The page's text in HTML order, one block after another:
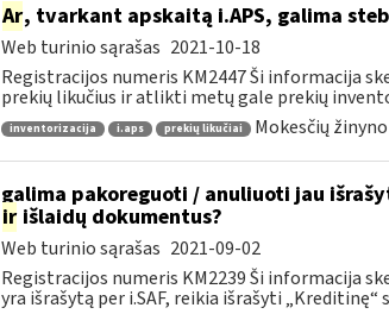
Ar, tvarkant apskaitą i.APS, galima
Web turinio sąrašas 2021-10-18
Registracijos numeris KM2447 Ši informacija
prekių likučius ir atlikti metų gale prekių
inventorizacija i.aps prekių likučiai Mokesčių
galima pakoreguoti / anuliuoti jau
irišlaidų dokumentus?
Web turinio sąrašas 2021-09-02
Registracijos numeris KM2239 Ši informacija
yra išrašytą per i.SAF, reikia išrašyti „Kreditinę“